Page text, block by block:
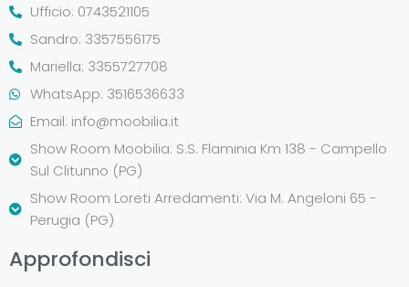
Ufficio: 0743521105
Sandro: 3357556175
Mariella: 3355727708
WhatsApp: 3516536633
Email: info@moobilia.it
Show Room Moobilia: S.S. Flaminia Km 138 - Campello
Sul Clitunno (PG)
Show Room Loreti Arredamenti: Via M. Angeloni 65 -
Perugia (PG)
Approfondisci